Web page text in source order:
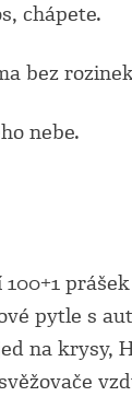
chápete.
bez
nebe.
pytle s
na krysy,